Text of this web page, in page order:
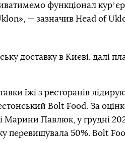
функціонал
— зазначив Head of
доставку в Києві, далі
їжі з ресторанів
Bolt Food. За
Марини Павлюк, у грудні
перевищувала 50%. Bolt